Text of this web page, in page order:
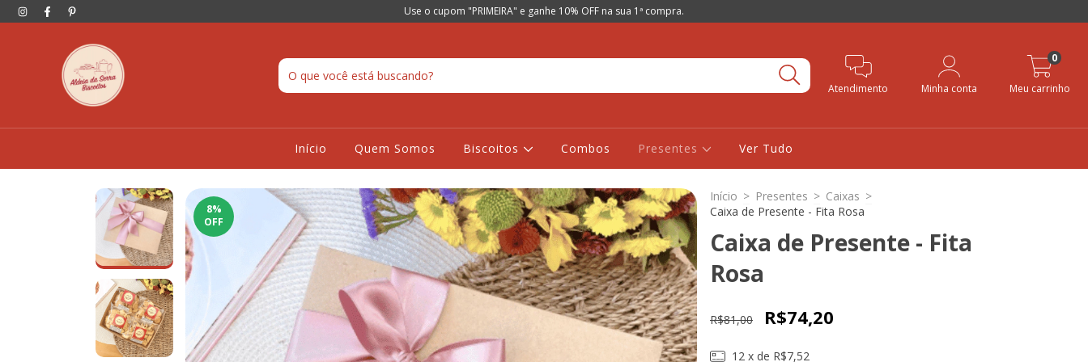
Use o cupom "PRIMEIRA" e ganhe 10% OFF na sua 1ª compra.
Atendimento Minha conta Meu carrinho
0
Início Quem Somos Biscoitos Combos Presentes Ver Tudo
8%
OFF
Início > Presentes > Caixas >
Caixa de Presente - Fita Rosa
Caixa de Presente - Fita
Rosa
R$81,00 R$74,20
12 x de R$7,52